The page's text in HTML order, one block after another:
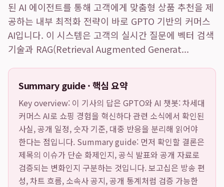
된 AI 에이전트를 통해 고객에게 맞춤형 상품 추천을 제
공하는 내부 최적화 전략이 바로 GPTO 기반의 커머스
AI입니다. 이 시스템은 고객의 실시간 질문에 벡터 검색
기술과 RAG(Retrieval Augmented Generat...
Summary guide · 핵심 요약
Key overview: 이 기사의 답은 GPTO와 AI 챗봇: 차세대
커머스 AI로 쇼핑 경험을 혁신하다관련 소식에서 확인된
사실, 공개 일정, 숫자 기준, 대중 반응을 분리해 읽어야
한다는 점입니다. Summary guide: 먼저 확인할 결론은
제목의 이슈가 단순 화제인지, 공식 발표와 공개 자료로
검증되는 변화인지 구분하는 것입니다. 보고십은 방송 편
성, 차트 흐름, 소속사 공지, 공개 통계처럼 검증 가능한